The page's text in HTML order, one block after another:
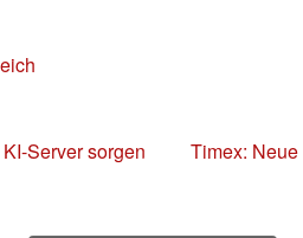
Server sorgen
Timex: